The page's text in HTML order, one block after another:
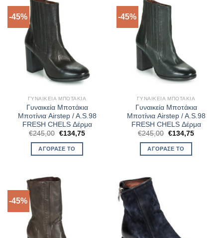
-45%
ΓΥΝΑΙΚΕΊΑ ΜΠΟΤΆΚΙΑ
Γυναικεία Μποτάκια
Μποτίνια Airstep / A.S.98
FRESH CHELS Δέρμα
€245,00 Original
was:
€245,00.
€134,75Η
ΑΓΌΡΑΣΈ ΤΟ
-45%
ΓΥΝΑΙΚΕΊΑ ΜΠΟΤΆΚΙΑ
Γυναικεία Μποτάκια
Μποτίνια Airstep / A.S.98
FRESH CHELS Δέρμα
€245,00 Original
was:
€245,00.
€134,75Η
ΑΓΌΡΑΣΈ ΤΟ
-45%